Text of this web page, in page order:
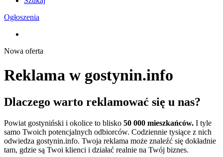
Ogłoszenia
Nowa oferta
Reklama w gostynin.info
Dlaczego warto reklamować się u nas?
Powiat gostyniński i okolice to blisko 50 000 mieszkańców. I tyle
samo Twoich potencjalnych odbiorców. Codziennie tysiące z nich
odwiedza gostynin.info. Twoja reklama może znaleźć się dokładnie
tam, gdzie są Twoi klienci i działać realnie na Twój biznes.